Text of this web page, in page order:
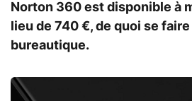
Norton 360 est disponible à
lieu de 740 €, de quoi se
bureautique.